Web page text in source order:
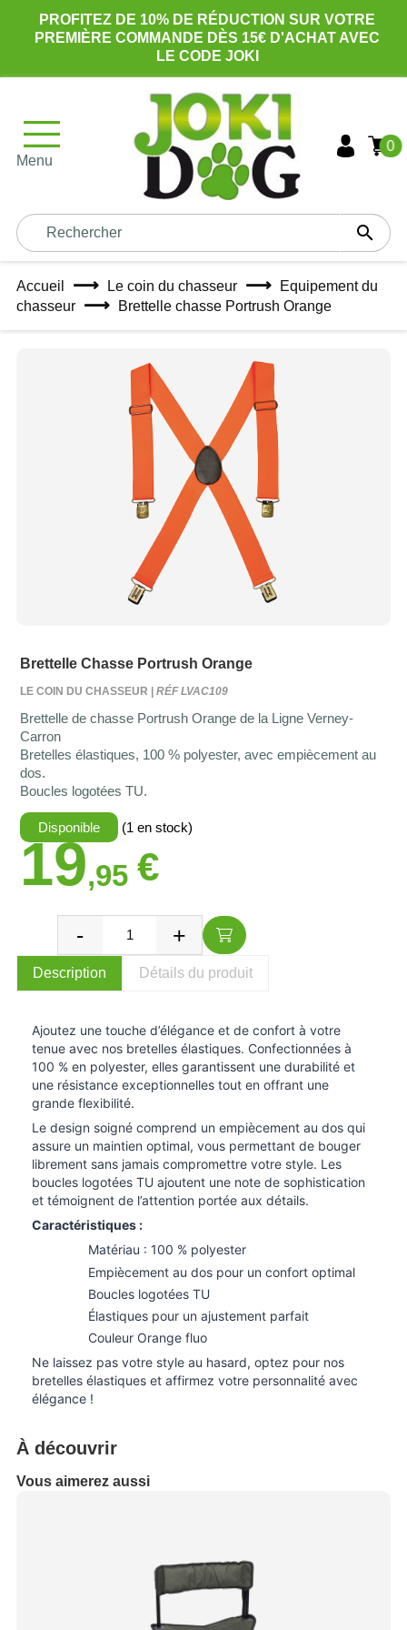
PROFITEZ DE 10% DE RÉDUCTION SUR VOTRE
PREMIÈRE COMMANDE DÈS 15€ D'ACHAT AVEC
LE CODE JOKI
Menu

0
Accueil Le coin du chasseur
Equipement du
chasseur
Brettelle chasse Portrush Orange
Brettelle Chasse Portrush Orange
LE COIN DU CHASSEUR | RÉF LVAC109
Brettelle de chasse Portrush Orange de la Ligne Verney-
Carron
Bretelles élastiques, 100 % polyester, avec empiècement au
dos.
Boucles logotées TU.
Disponible (1 en stock)
19,95 €
Description Détails du produit
Ajoutez une touche d’élégance et de confort à votre
tenue avec nos bretelles élastiques. Confectionnées à
100 % en polyester, elles garantissent une durabilité et
une résistance exceptionnelles tout en offrant une
grande flexibilité.
Le design soigné comprend un empiècement au dos qui
assure un maintien optimal, vous permettant de bouger
librement sans jamais compromettre votre style. Les
boucles logotées TU ajoutent une note de sophistication
et témoignent de l’attention portée aux détails.
Caractéristiques :
Matériau : 100 % polyester
Empiècement au dos pour un confort optimal
Boucles logotées TU
Élastiques pour un ajustement parfait
Couleur Orange fluo
Ne laissez pas votre style au hasard, optez pour nos
bretelles élastiques et affirmez votre personnalité avec
élégance !
À découvrir
Vous aimerez aussi